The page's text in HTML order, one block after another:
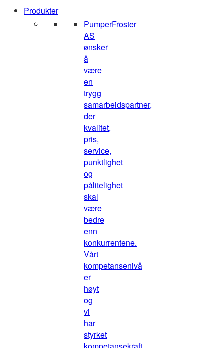
Produkter
PumperFroster
AS
ønsker
å
være
en
trygg
samarbeidspartner,
der
kvalitet,
pris,
service,
punktlighet
og
pålitelighet
skal
være
bedre
enn
konkurrentene.
Vårt
kompetansenivå
er
høyt
og
vi
har
styrket